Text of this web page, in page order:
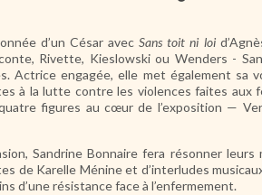
d’un César avecSans toit ni loi
Rivette, Kieslowski ou Wenders -
Actrice engagée, elle met également sa
à la lutte contre les violences faites aux
figures au cœur de l’exposition —
Sandrine Bonnaire fera résonner
de Karelle Ménine et d’interludes
d’une résistance face à l’enfermement.